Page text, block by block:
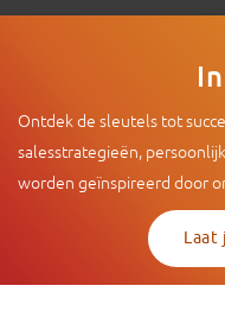
Ontdek de sleutels tot
salesstrategieën,
worden geïnspireerd door
Laat
© 2026 - Intenza|De